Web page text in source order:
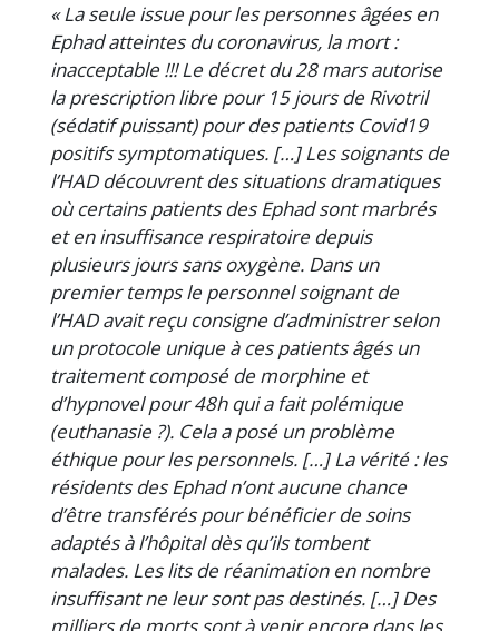
« La seule issue pour les personnes âgées en
Ephad atteintes du coronavirus, la mort :
inacceptable !!! Le décret du 28 mars autorise
la prescription libre pour 15 jours de Rivotril
(sédatif puissant) pour des patients Covid19
positifs symptomatiques. […] Les soignants de
l’HAD découvrent des situations dramatiques
où certains patients des Ephad sont marbrés
et en insuffisance respiratoire depuis
plusieurs jours sans oxygène. Dans un
premier temps le personnel soignant de
l’HAD avait reçu consigne d’administrer selon
un protocole unique à ces patients âgés un
traitement composé de morphine et
d’hypnovel pour 48h qui a fait polémique
(euthanasie ?). Cela a posé un problème
éthique pour les personnels. […] La vérité : les
résidents des Ephad n’ont aucune chance
d’être transférés pour bénéficier de soins
adaptés à l’hôpital dès qu’ils tombent
malades. Les lits de réanimation en nombre
insuffisant ne leur sont pas destinés. […] Des